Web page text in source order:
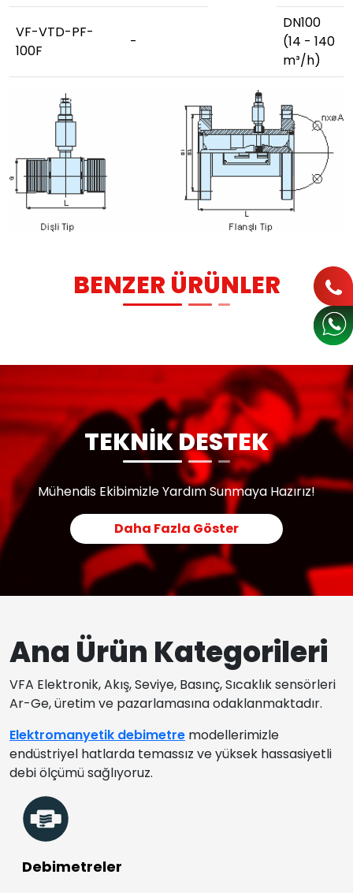
VF-VTD-PF-
100F
-
DN100
(14 - 140
m³/h)
BENZER ÜRÜNLER
TEKNİK DESTEK
Mühendis Ekibimizle Yardım Sunmaya Hazırız!
Daha Fazla Göster
Ana Ürün Kategorileri
VFA Elektronik, Akış, Seviye, Basınç, Sıcaklık sensörleri
Ar-Ge, üretim ve pazarlamasına odaklanmaktadır.
Elektromanyetik debimetre modellerimizle
endüstriyel hatlarda temassız ve yüksek hassasiyetli
debi ölçümü sağlıyoruz.
Debimetreler